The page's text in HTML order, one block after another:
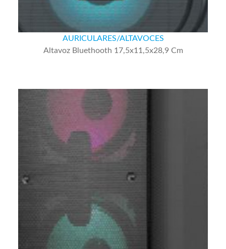
AURICULARES/ALTAVOCES
Altavoz Bluethooth 17,5x11,5x28,9 Cm